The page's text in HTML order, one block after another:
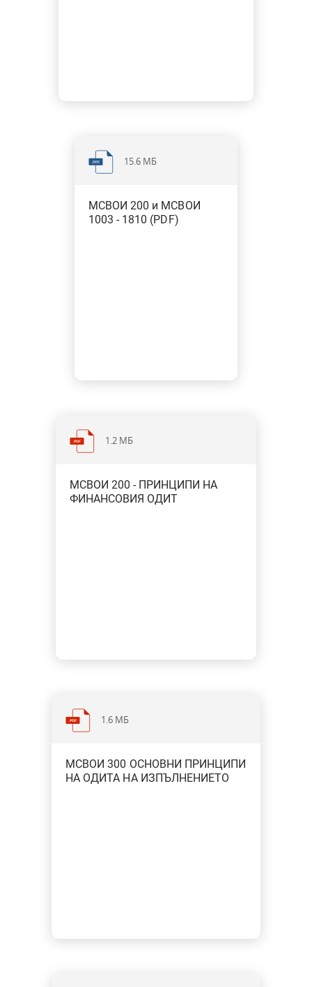
15.6 МБ
МСВОИ 200 и МСВОИ
1003 - 1810 (PDF)
1.2 МБ
MСВОИ 200 - ПРИНЦИПИ НА
ФИНАНСОВИЯ ОДИТ
1.6 МБ
МСВОИ 300 ОСНОВНИ ПРИНЦИПИ
НА ОДИТА НА ИЗПЪЛНЕНИЕТО